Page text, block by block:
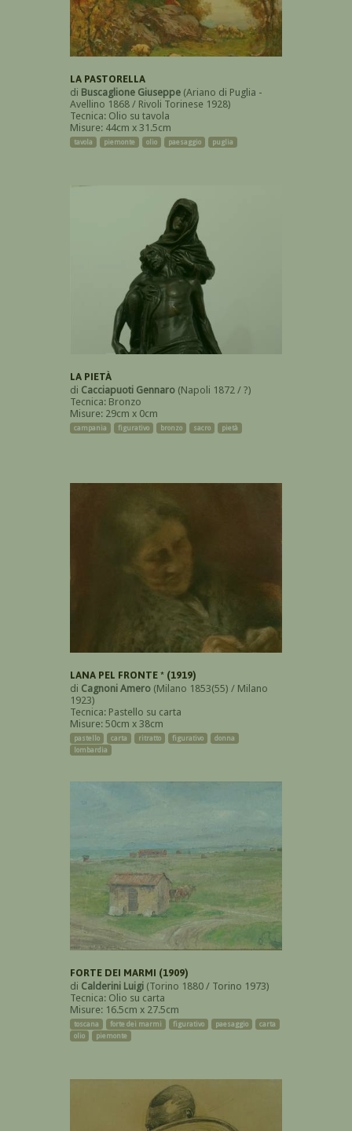
LA PASTORELLA
di Buscaglione Giuseppe (Ariano di Puglia -
Avellino 1868 / Rivoli Torinese 1928)
Tecnica: Olio su tavola
Misure: 44cm x 31.5cm
tavola piemonte olio paesaggio puglia
LA PIETÀ
di Cacciapuoti Gennaro (Napoli 1872 / ?)
Tecnica: Bronzo
Misure: 29cm x 0cm
campania figurativo bronzo sacro pietà
LANA PEL FRONTE * (1919)
di Cagnoni Amero (Milano 1853(55) / Milano
1923)
Tecnica: Pastello su carta
Misure: 50cm x 38cm
pastello carta ritratto figurativo
donna
lombardia
FORTE DEI MARMI (1909)
di Calderini Luigi (Torino 1880 / Torino 1973)
Tecnica: Olio su carta
Misure: 16.5cm x 27.5cm
toscana forte dei marmi figurativo paesaggio
carta
olio
piemonte